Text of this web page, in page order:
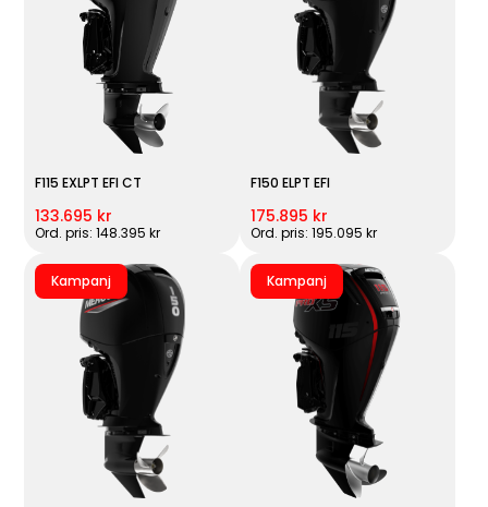
F115 EXLPT EFI CT
133.695 kr
Ord. pris: 148.395 kr
F150 ELPT EFI
175.895 kr
Ord. pris: 195.095 kr
Kampanj Kampanj